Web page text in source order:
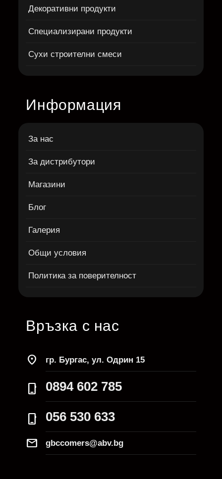
Декоративни продукти
Специализирани продукти
Сухи строителни смеси
Информация
За нас
За дистрибутори
Магазини
Блог
Галерия
Общи условия
Политика за поверителност
Връзка с нас
location_on гр. Бургас, ул. Одрин 15
phone_iphone 0894 602 785
phone_iphone 056 530 633
Mail gbccomers@abv.bg